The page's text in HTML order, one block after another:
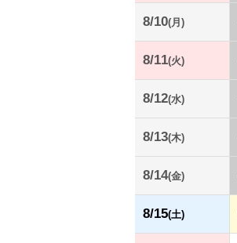
8/10(月)
8/11(火)
8/12(水)
8/13(木)
8/14(金)
8/15(土)